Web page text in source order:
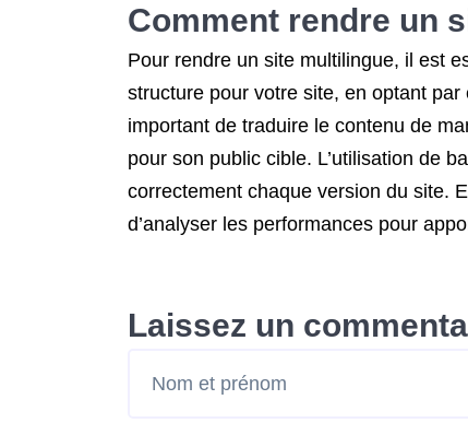
Comment rendre un
Pour rendre un site multilingue, il est
structure pour votre site, en optant
important de traduire le contenu de
pour son public cible. L’utilisation de
correctement chaque version du site.
d’analyser les performances pour
Laissez un